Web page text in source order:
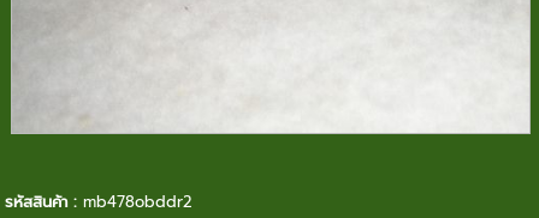
รหัสสินค้า :mb478obddr2